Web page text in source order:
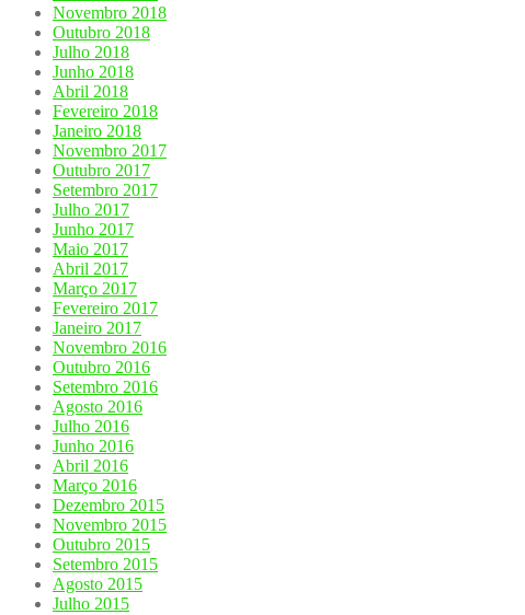
Novembro 2018
Outubro 2018
Julho 2018
Junho 2018
Abril 2018
Fevereiro 2018
Janeiro 2018
Novembro 2017
Outubro 2017
Setembro 2017
Julho 2017
Junho 2017
Maio 2017
Abril 2017
Março 2017
Fevereiro 2017
Janeiro 2017
Novembro 2016
Outubro 2016
Setembro 2016
Agosto 2016
Julho 2016
Junho 2016
Abril 2016
Março 2016
Dezembro 2015
Novembro 2015
Outubro 2015
Setembro 2015
Agosto 2015
Julho 2015